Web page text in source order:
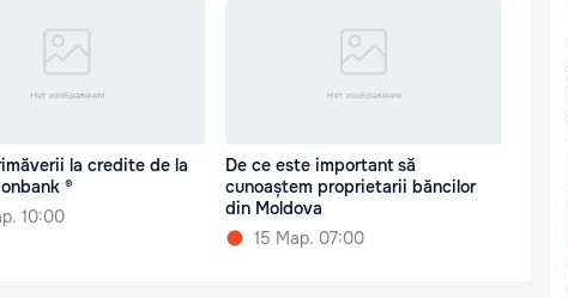
la credite de la
®
10:00
De ce este important să
cunoaștem proprietarii băncilor
din Moldova
15 Мар. 07:00